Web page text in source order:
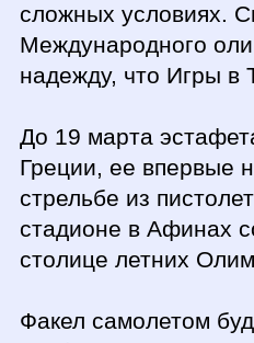
сложных условиях.
Международного
надежду, что Игры в
До 19 марта
Греции, ее впервые
стрельбе из
стадионе в Афинах
столице летних
Факел самолетом